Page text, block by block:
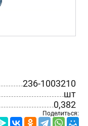
236-1003210
шт
0,382
Поделиться: